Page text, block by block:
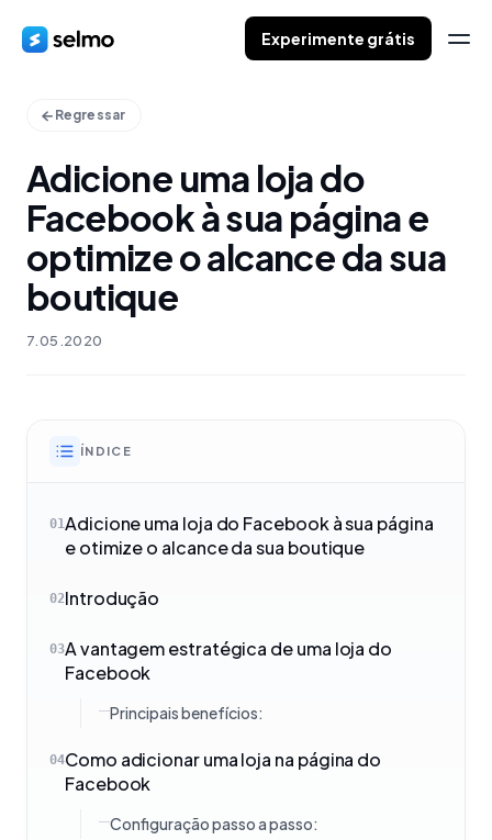
Experimente grátis
Regressar
Adicione uma loja do
Facebook à sua página e
optimize o alcance da sua
boutique
7.05.2020
ÍNDICE
01Adicione uma loja do Facebook à sua página
e otimize o alcance da sua boutique
02Introdução
03A vantagem estratégica de uma loja do
Facebook
Principais benefícios:
04Como adicionar uma loja na página do
Facebook
Configuração passo a passo: